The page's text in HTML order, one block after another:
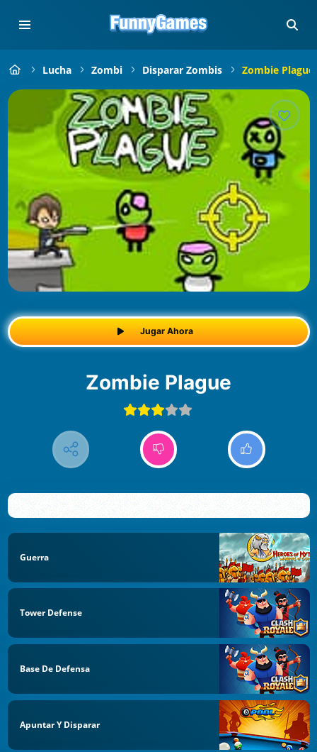
Lucha Zombi Disparar Zombis Zombie Plague
Jugar Ahora
Zombie Plague
Guerra
Tower Defense
Base De Defensa
Apuntar Y Disparar